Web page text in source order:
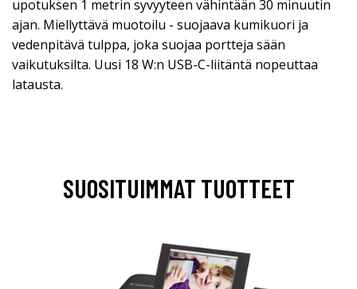
upotuksen 1 metrin syvyyteen vähintään 30 minuutin
ajan. Miellyttävä muotoilu - suojaava kumikuori ja
vedenpitävä tulppa, joka suojaa portteja sään
vaikutuksilta. Uusi 18 W:n USB-C-liitäntä nopeuttaa
latausta.
SUOSITUIMMAT TUOTTEET